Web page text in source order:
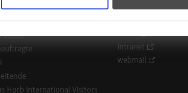
Horb International Visitors
Studierendenportale
moodle
Dualis
Intranet
webmail